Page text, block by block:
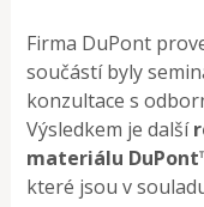
Firma DuPont
součástí byly
konzultace s
Výsledkem je další
materiálu
které jsou v